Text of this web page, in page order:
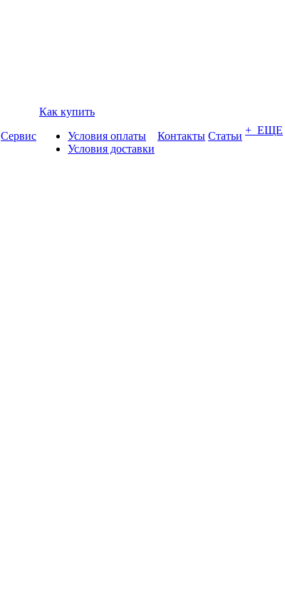
Сервис
Как купить
Условия оплаты
Условия доставки
Контакты Статьи + ЕЩЕ